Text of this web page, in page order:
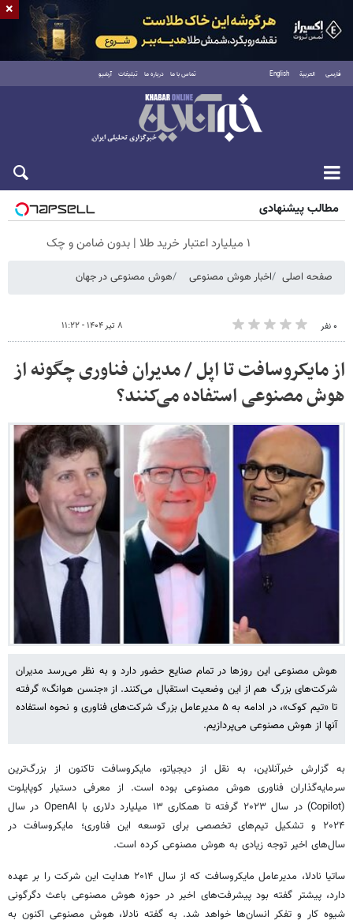
فارسی العربية English تماس با ما درباره ما تبلیغات آرشیو
شنبه ۱۷ مرداد ۱۴۰۵
مطالب پیشنهادی
۱ میلیارد اعتبار خرید طلا | بدون ضامن و چک
صفحه اصلی اخبار هوش مصنوعی هوش مصنوعی در جهان
۰ نفر ۸ تیر ۱۴۰۴ - ۱۱:۲۲
از مایکروسافت تا اپل / مدیران فناوری چگونه از
هوش مصنوعی استفاده می‌کنند؟
هوش مصنوعی این روزها در تمام صنایع حضور دارد و به نظر می‌رسد مدیران
شرکت‌های بزرگ هم از این وضعیت استقبال می‌کنند. از «جنسن هوانگ» گرفته
تا «تیم کوک»، در ادامه به ۵ مدیرعامل بزرگ شرکت‌های فناوری و نحوه استفاده
آنها از هوش مصنوعی می‌پردازیم.
به گزارش خبرآنلاین، به نقل از دیجیاتو، مایکروسافت تاکنون از بزرگ‌ترین
سرمایه‌گذاران فناوری هوش مصنوعی بوده است. از معرفی دستیار کوپایلوت
(Copilot) در سال ۲۰۲۳ گرفته تا همکاری ۱۳ میلیارد دلاری با OpenAI در سال
۲۰۲۴ و تشکیل تیم‌های تخصصی برای توسعه این فناوری؛ مایکروسافت در
سال‌های اخیر توجه زیادی به هوش مصنوعی کرده است.
ساتیا نادلا، مدیرعامل مایکروسافت که از سال ۲۰۱۴ هدایت این شرکت را بر عهده
دارد، پیشتر گفته بود پیشرفت‌های اخیر در حوزه هوش مصنوعی باعث دگرگونی
شیوه کار و تفکر انسان‌ها خواهد شد. به گفته نادلا، هوش مصنوعی اکنون به
×